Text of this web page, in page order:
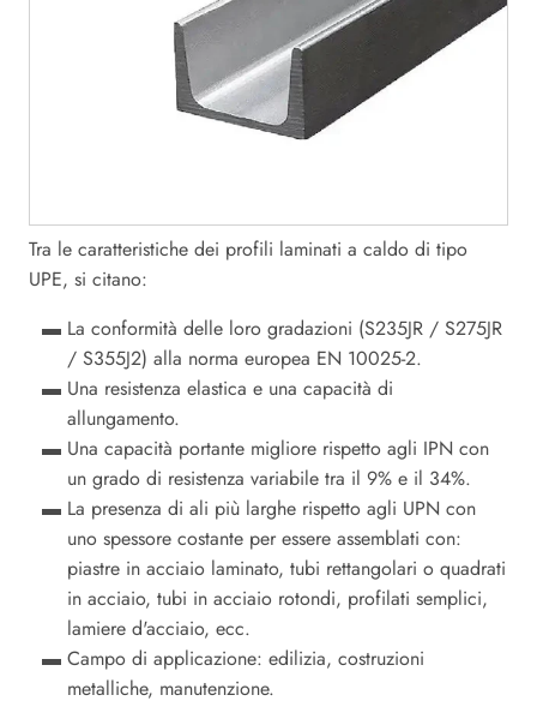
Tra le caratteristiche dei profili laminati a caldo di tipo
UPE, si citano:
La conformità delle loro gradazioni (S235JR / S275JR
/ S355J2) alla norma europea EN 10025-2.
Una resistenza elastica e una capacità di
allungamento.
Una capacità portante migliore rispetto agli IPN con
un grado di resistenza variabile tra il 9% e il 34%.
La presenza di ali più larghe rispetto agli UPN con
uno spessore costante per essere assemblati con:
piastre in acciaio laminato, tubi rettangolari o quadrati
in acciaio, tubi in acciaio rotondi, profilati semplici,
lamiere d'acciaio, ecc.
Campo di applicazione: edilizia, costruzioni
metalliche, manutenzione.